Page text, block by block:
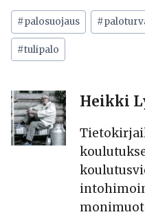
Avainsanat:
#palosuojaus #
#tulipalo
Heikki